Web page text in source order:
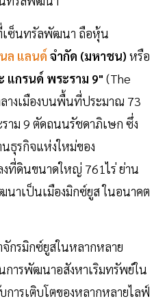
เซ็นทรัลพัฒนา ถือหุ้น
ล แลนด์ จำกัด (มหาชน) หรือ
แกรนด์ พระราม 9" (The
างเมืองบนพื้นที่ประมาณ 73
าม 9 ตัดถนนรัชดาภิเษก ซึ่ง
ธุรกิจแห่งใหม่ของ
ที่ดินขนาดใหญ่ 761ไร่ ย่าน
าเป็นเมืองมิกซ์ยูส ในอนาคต
กรมิกซ์ยูสในหลากหลาย
ารพัฒนาอสังหาเริมทรัพย์ใน
การเติบโตของหลากหลายไลฟ์